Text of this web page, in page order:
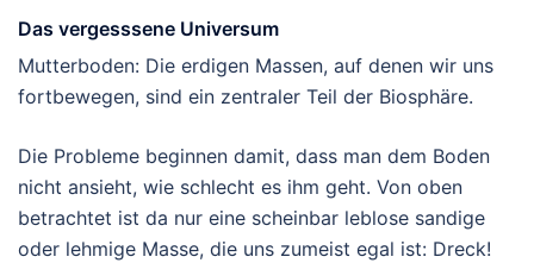
Das vergesssene Universum
Mutterboden: Die erdigen Massen, auf denen wir uns
fortbewegen, sind ein zentraler Teil der Biosphäre.
Die Probleme beginnen damit, dass man dem Boden
nicht ansieht, wie schlecht es ihm geht. Von oben
betrachtet ist da nur eine scheinbar leblose sandige
oder lehmige Masse, die uns zumeist egal ist: Dreck!